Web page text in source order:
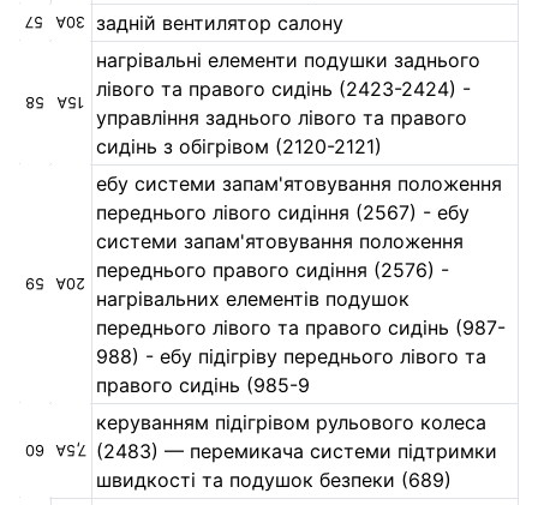
57 30А задній вентилятор салону
58 15А
нагрівальні елементи подушки заднього
лівого та правого сидінь (2423-2424) -
управління заднього лівого та правого
сидінь з обігрівом (2120-2121)
59 20А
ебу системи запам'ятовування положення
переднього лівого сидіння (2567) - ебу
системи запам'ятовування положення
переднього правого сидіння (2576) -
нагрівальних елементів подушок
переднього лівого та правого сидінь (987-
988) - ебу підігріву переднього лівого та
правого сидінь (985-9
60 7,5А
керуванням підігрівом рульового колеса
(2483) — перемикача системи підтримки
швидкості та подушок безпеки (689)